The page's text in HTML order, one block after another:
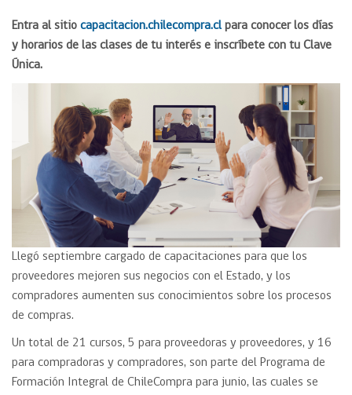
Entra al sitio capacitacion.chilecompra.clpara conocer los días
y horarios de las clases de tu interés e inscríbete con tu Clave
Única.
Llegó septiembre cargado de capacitaciones para que los
proveedores mejoren sus negocios con el Estado, y los
compradores aumenten sus conocimientos sobre los procesos
de compras.
Un total de 21 cursos, 5 para proveedoras y proveedores, y 16
para compradoras y compradores, son parte del Programa de
Formación Integral de ChileCompra para junio, las cuales se